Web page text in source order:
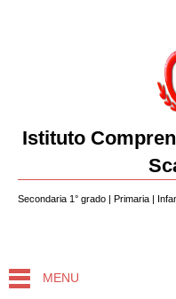
Istituto
Secondaria 1° grado | Primaria |
MENU